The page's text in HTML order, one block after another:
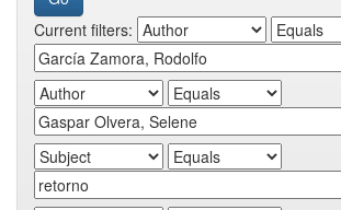
Current filters: